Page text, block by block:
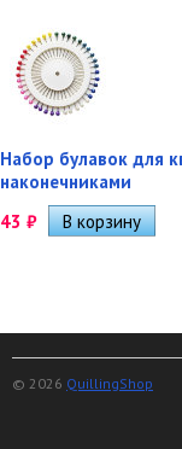
Набор булавок для
наконечниками
43 ₽
© 2026 QuillingShop